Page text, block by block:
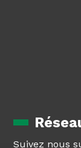
Suivez nous